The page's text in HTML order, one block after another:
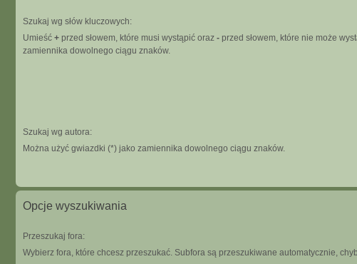
Szukaj wg słów kluczowych:
Umieść + przed słowem, które musi wystąpić oraz - przed słowem, które nie może
zamiennika dowolnego ciągu znaków.
Szukaj wg autora:
Można użyć gwiazdki (*) jako zamiennika dowolnego ciągu znaków.
Opcje wyszukiwania
Przeszukaj fora:
Wybierz fora, które chcesz przeszukać. Subfora są przeszukiwane automatycznie,